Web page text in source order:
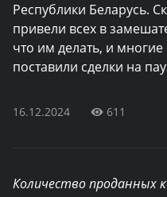
Республики Беларусь.
привели всех в
что им делать, и многие
поставили сделки на
16.12.2024 611
Количество проданных